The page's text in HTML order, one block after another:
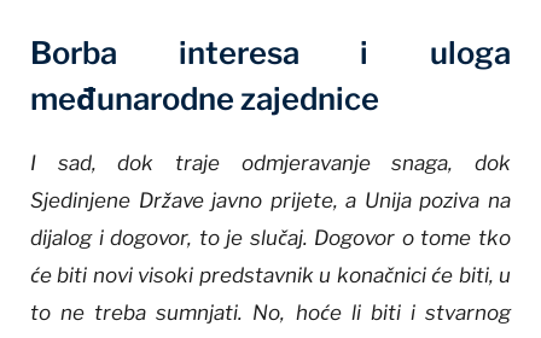
Borba interesa i uloga
međunarodne zajednice
I sad, dok traje odmjeravanje snaga, dok
Sjedinjene Države javno prijete, a Unija poziva na
dijalog i dogovor, to je slučaj. Dogovor o tome tko
će biti novi visoki predstavnik u konačnici će biti, u
to ne treba sumnjati. No, hoće li biti i stvarnog